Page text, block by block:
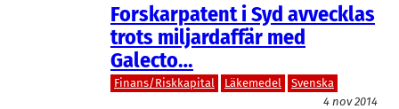
Forskarpatent i Syd avvecklas
trots miljardaffär med
Galecto…
Finans/Riskkapital Läkemedel
Svenska
4 nov 2014